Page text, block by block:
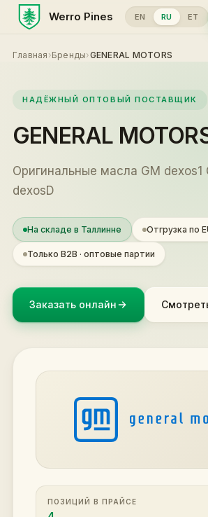
Werro Pines EN RU ET
Главная ›Бренды›GENERAL MOTORS
НАДЁЖНЫЙ ОПТОВЫЙ ПОСТАВЩИК
GENERAL
Оригинальные масла GM dexos1
dexosD
На складе в Таллинне Отгрузка по
Только B2B · оптовые партии
Заказать онлайн
ПОЗИЦИЙ В ПРАЙСЕ